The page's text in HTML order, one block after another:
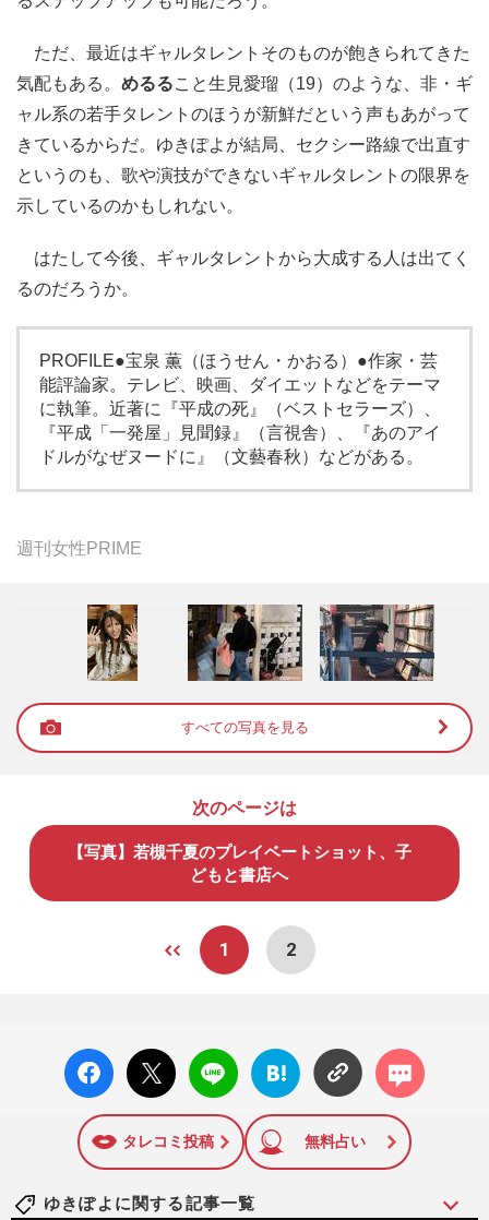
ただ、最近はギャルタレントそのものが飽きられてきた
気配もある。 めるること生見愛瑠（19）のような、非・ギ
ャル系の若手タレントのほうが新鮮だという声もあがって
きているからだ。ゆきぽよが結局、セクシー路線で出直す
というのも、歌や演技ができないギャルタレントの限界を
示しているのかもしれない。
はたして今後、ギャルタレントから大成する人は出てく
るのだろうか。
PROFILE●宝泉 薫（ほうせん・かおる）●作家・芸
能評論家。テレビ、映画、ダイエットなどをテーマ
に執筆。近著に『平成の死』（ベストセラーズ）、
『平成「一発屋」見聞録』（言視舎）、『あのアイ
ドルがなぜヌードに』（文藝春秋）などがある。
週刊女性PRIME
すべての写真を見る
次のページは
【写真】若槻千夏のプレイベートショット、子
どもと書店へ
1 2
facebo
ok い
X ポス
ト
LINE
はてな
ブック
に追加
コメン
ト
タレコミ投稿 無料占い
ゆきぽよに関する記事一覧